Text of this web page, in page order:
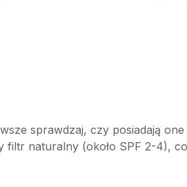
sprawdzaj, czy posiadają
naturalny (około SPF 2-4),